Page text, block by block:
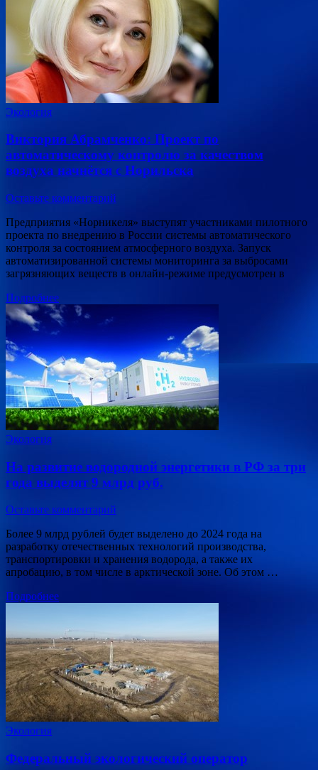
Экология
Виктория Абрамченко: Проект по
автоматическому контролю за качеством
воздуха начнётся с Норильска
Оставьте комментарий
Предприятия «Норникеля» выступят участниками пилотного
проекта по внедрению в России системы автоматического
контроля за состоянием атмосферного воздуха. Запуск
автоматизированной системы мониторинга за выбросами
загрязняющих веществ в онлайн-режиме предусмотрен в
Подробнее
Экология
На развитие водородной энергетики в РФ за три
года выделят 9 млрд руб.
Оставьте комментарий
Более 9 млрд рублей будет выделено до 2024 года на
разработку отечественных технологий производства,
транспортировки и хранения водорода, а также их
апробацию, в том числе в арктической зоне. Об этом …
Подробнее
Экология
Федеральный экологический оператор